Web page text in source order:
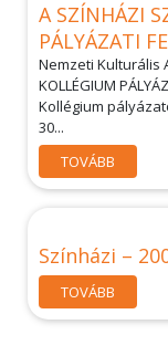
A SZÍNHÁZI
PÁLYÁZATI
Nemzeti Kulturális
KOLLÉGIUM
Kollégium
30...
TOVÁBB
Színházi –
TOVÁBB